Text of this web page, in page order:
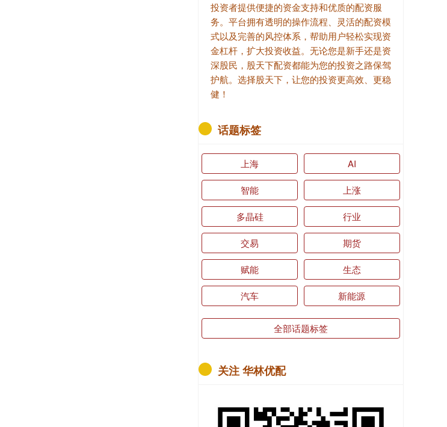
投资者提供便捷的资金支持和优质的配资服
务。平台拥有透明的操作流程、灵活的配资模
式以及完善的风控体系，帮助用户轻松实现资
金杠杆，扩大投资收益。无论您是新手还是资
深股民，股天下配资都能为您的投资之路保驾
护航。选择股天下，让您的投资更高效、更稳
健！
话题标签
上海 AI
智能 上涨
多晶硅 行业
交易 期货
赋能 生态
汽车 新能源
全部话题标签
关注 华林优配